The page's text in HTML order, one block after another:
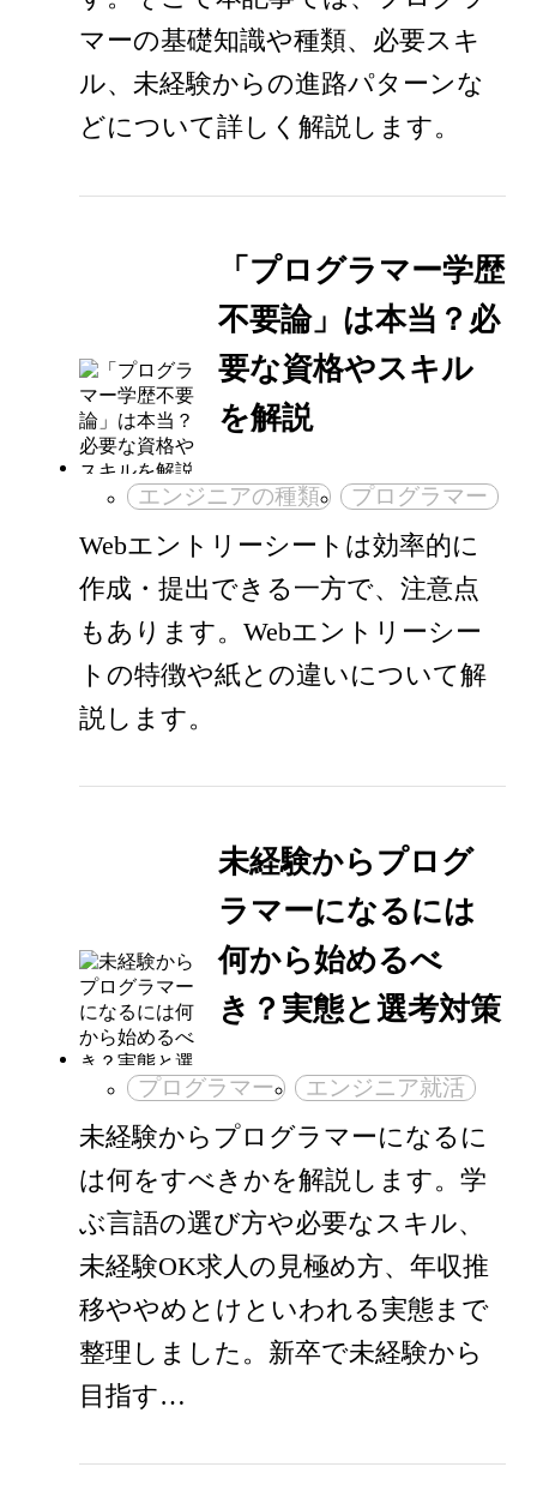
マーの基礎知識や種類、必要スキ
ル、未経験からの進路パターンな
どについて詳しく解説します。
「プログラマー学歴
不要論」は本当？必
要な資格やスキル
を解説
エンジニアの種類 プログラマー
Webエントリーシートは効率的に
作成・提出できる一方で、注意点
もあります。Webエントリーシー
トの特徴や紙との違いについて解
説します。
未経験からプログ
ラマーになるには
何から始めるべ
き？実態と選考対策
プログラマー エンジニア就活
未経験からプログラマーになるに
は何をすべきかを解説します。学
ぶ言語の選び方や必要なスキル、
未経験OK求人の見極め方、年収推
移ややめとけといわれる実態まで
整理しました。新卒で未経験から
目指す…